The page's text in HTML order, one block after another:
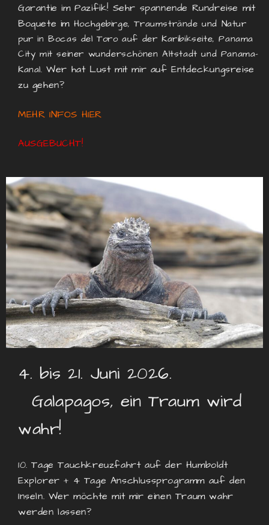
Garantie im Pazifik! Sehr spannende Rundreise mit
Boquete im Hochgebirge, Traumstrände und Natur
pur in Bocas del Toro auf der Karibikseite, Panama
City mit seiner wunderschönen Altstadt und Panama-
Kanal. Wer hat Lust mit mir auf Entdeckungsreise
zu gehen?
MEHR INFOS HIER
AUSGEBUCHT!
4. bis 21. Juni 2026.
Galapagos, ein Traum wird
wahr!
10. Tage Tauchkreuzfahrt auf der Humboldt
Explorer + 4 Tage Anschlussprogramm auf den
Inseln. Wer möchte mit mir einen Traum wahr
werden lassen?